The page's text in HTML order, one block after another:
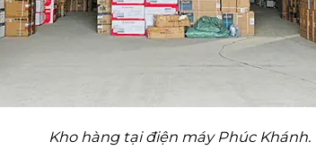
Kho hàng tại điện máy Phúc Khánh.